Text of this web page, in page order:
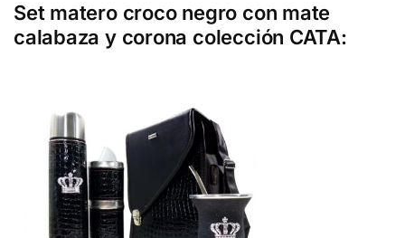
Set matero croco negro con mate
calabaza y corona colección CATA: